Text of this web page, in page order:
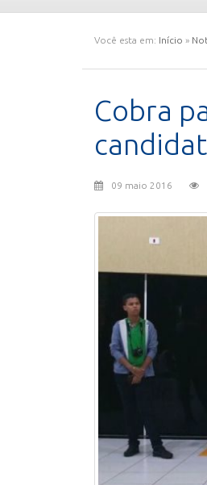
Você esta em: Início »
Cobra
09 maio 2016